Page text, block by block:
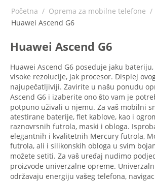
Početna / Oprema za mobilne telefone /
Huawei Ascend G6
Huawei Ascend G6
Huawei Ascend G6 poseduje jaku
visoke rezolucije, jak procesor. Displej
najupečatljiviji. Zavirite u našu ponudu
Ascend G6 i izaberite ono što vam je
potpuno uživali u njemu. Za vaš mobilni
atestirane baterije, flet kablove, kao i
raznovrsnih futrola, maski i obloga.
elegantnih i kvalitetnih Mercury futrola,
futrola, ali i silikonskih obloga u svim
možete setiti. Za vaš uređaj nudimo
proizvode univerzalne opreme.
održavaju energiju vašeg telefona,